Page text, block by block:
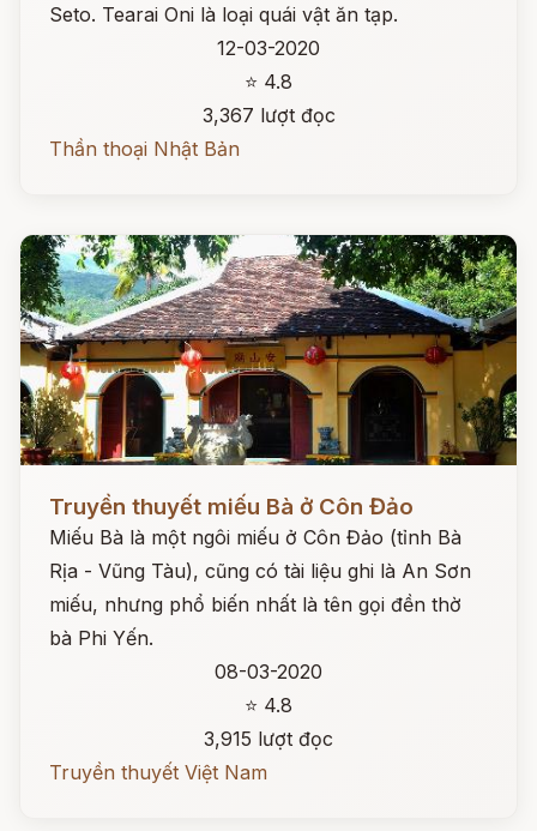
Seto. Tearai Oni là loại quái vật ăn tạp.
12-03-2020
⭐ 4.8
3,367 lượt đọc
Thần thoại Nhật Bản
Đọc ngay
Truyền thuyết miếu Bà ở Côn Đảo
Miếu Bà là một ngôi miếu ở Côn Đảo (tỉnh Bà
Rịa - Vũng Tàu), cũng có tài liệu ghi là An Sơn
miếu, nhưng phổ biến nhất là tên gọi đền thờ
bà Phi Yến.
08-03-2020
⭐ 4.8
3,915 lượt đọc
Truyền thuyết Việt Nam